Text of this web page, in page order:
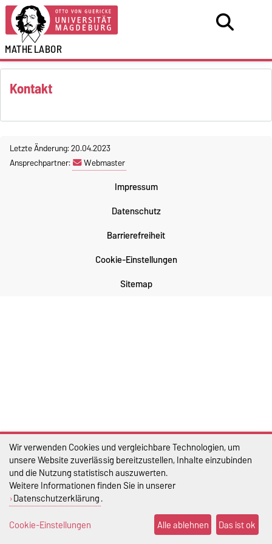
MATHELABOR
Kontakt
Letzte Änderung: 20.04.2023
Ansprechpartner:
Webmaster
Impressum
Datenschutz
Barrierefreiheit
Cookie-Einstellungen
Sitemap
Wir verwenden Cookies und vergleichbare Technologien, um
unsere Website zuverlässig bereitzustellen, Inhalte einzubinden
und die Nutzung statistisch auszuwerten.
Weitere Informationen finden Sie in unserer
Datenschutzerklärung.
Cookie-Einstellungen
Alle ablehnen Das ist ok